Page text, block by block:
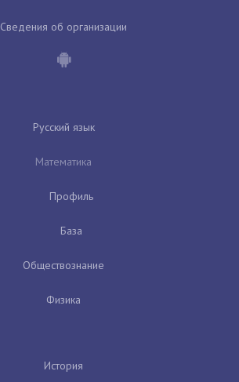
Сведения об организации
Русский язык
Математика
Профиль
База
Обществознание
Физика
История